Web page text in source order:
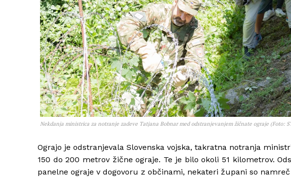
Nekdanja ministrica za notranje zadeve Tatjana Bobnar med odstranjevanjem žičnate ograje (Foto:
Ograjo je odstranjevala Slovenska vojska, takratna notranja
150 do 200 metrov žične ograje. Te je bilo okoli 51 kilometrov.
panelne ograje v dogovoru z občinami, nekateri župani so